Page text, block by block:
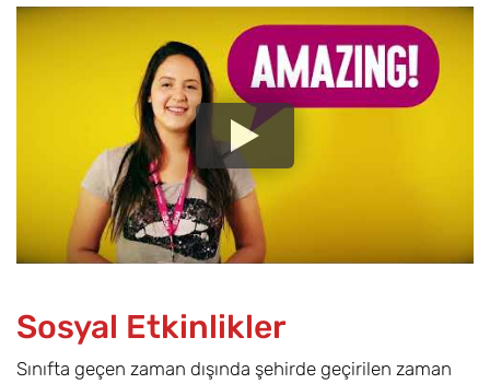
Sosyal Etkinlikler
Sınıfta geçen zaman dışında şehirde geçirilen zaman